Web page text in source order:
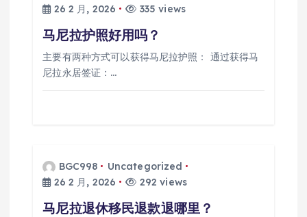
26 2 月, 2026
335 views
马尼拉护照好用吗？
主要有两种方式可以获得马尼拉护照： 通过获得马
尼拉永居签证：…
BGC998
Uncategorized
26 2 月, 2026
292 views
马尼拉退休移民退款退哪里？